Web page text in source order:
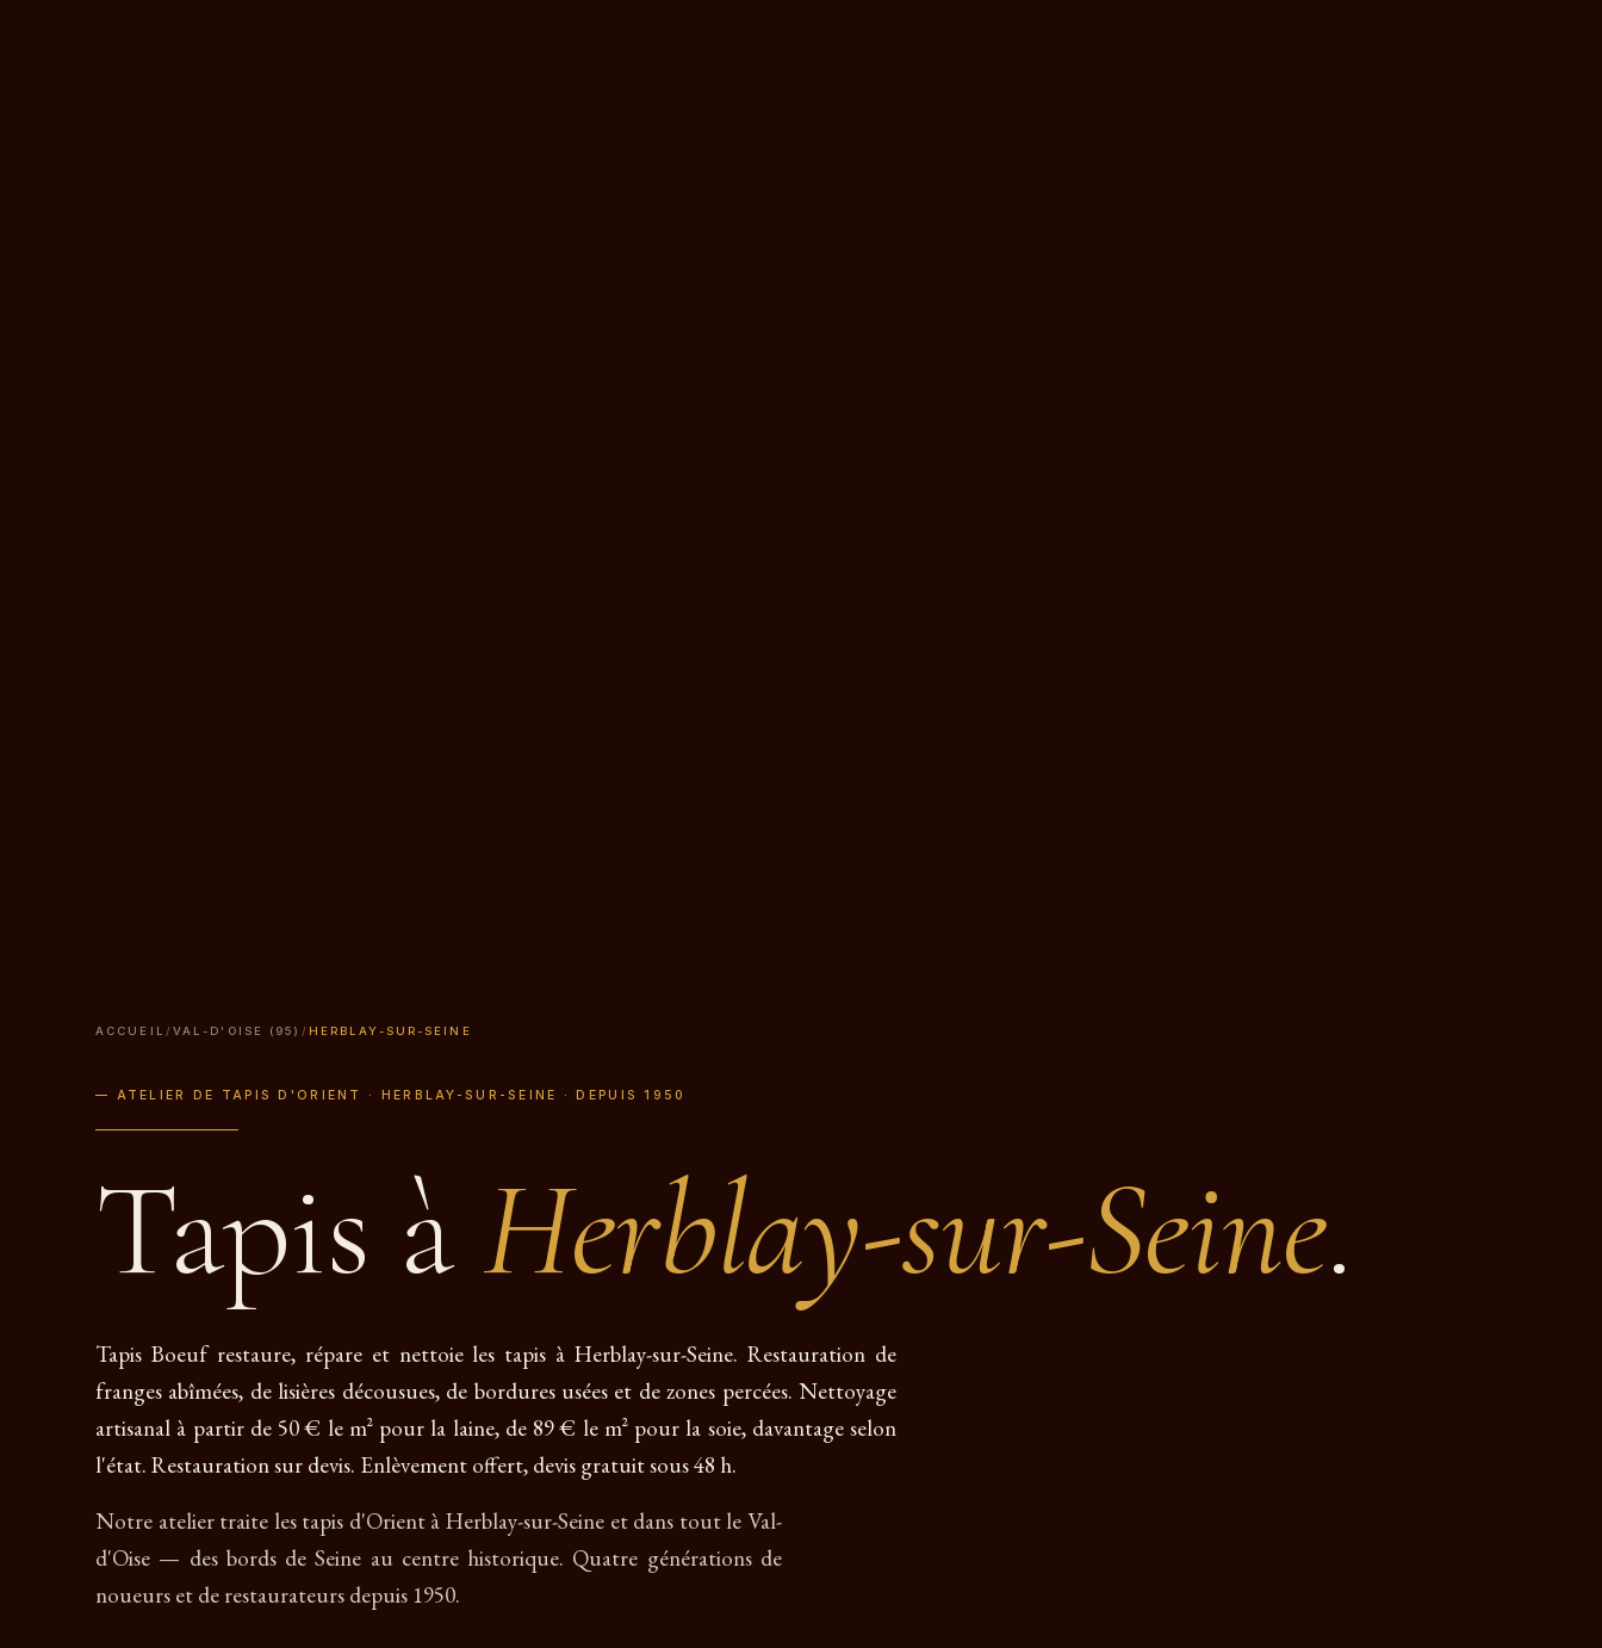
ACCUEIL / VAL-D'OISE (95) / HERBLAY-SUR-SEINE
— ATELIER DE TAPIS D'ORIENT · HERBLAY-SUR-SEINE · DEPUIS 1950
Tapis àHerblay-sur-Seine.
Tapis Boeuf restaure, répare et nettoie les tapis à Herblay-sur-Seine. Restauration de
franges abîmées, de lisières décousues, de bordures usées et de zones percées. Nettoyage
artisanal à partir de 50 € le m² pour la laine, de 89 € le m² pour la soie, davantage selon
l'état. Restauration sur devis. Enlèvement offert, devis gratuit sous 48 h.
Notre atelier traite les tapis d'Orient à Herblay-sur-Seine et dans tout le Val-
d'Oise — des bords de Seine au centre historique. Quatre générations de
noueurs et de restaurateurs depuis 1950.